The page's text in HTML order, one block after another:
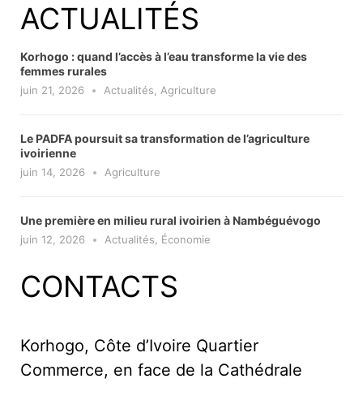
ACTUALITÉS
Korhogo : quand l’accès à l’eau transforme la vie des
femmes rurales
juin 21, 2026 Actualités Agriculture
Le PADFA poursuit sa transformation de l’agriculture
ivoirienne
juin 14, 2026 Agriculture
Une première en milieu rural ivoirien à Nambéguévogo
juin 12, 2026 Actualités Économie
CONTACTS
Korhogo, Côte d’Ivoire Quartier
Commerce, en face de la Cathédrale